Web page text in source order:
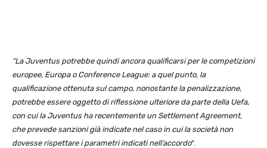
“La Juventus potrebbe quindi ancora qualificarsi per le competizioni
europee, Europa o Conference League: a quel punto, la
qualificazione ottenuta sul campo, nonostante la penalizzazione,
potrebbe essere oggetto di riflessione ulteriore da parte della Uefa,
con cui la Juventus ha recentemente un Settlement Agreement,
che prevede sanzioni già indicate nel caso in cui la società non
dovesse rispettare i parametri indicati nell’accordo“.